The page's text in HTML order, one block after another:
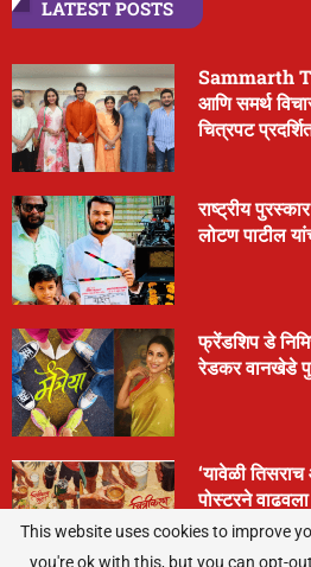
LATEST POSTS
Sammarth
आणि समर्थ
चित्रपट
राष्ट्रीय
लोटण पाटील
फ्रेंडशिप डे
रेडकर वानखेडे
‘यावेळी तिसराच
पोस्टरने
This website uses cookies to improve
you're ok with this, but you can opt-